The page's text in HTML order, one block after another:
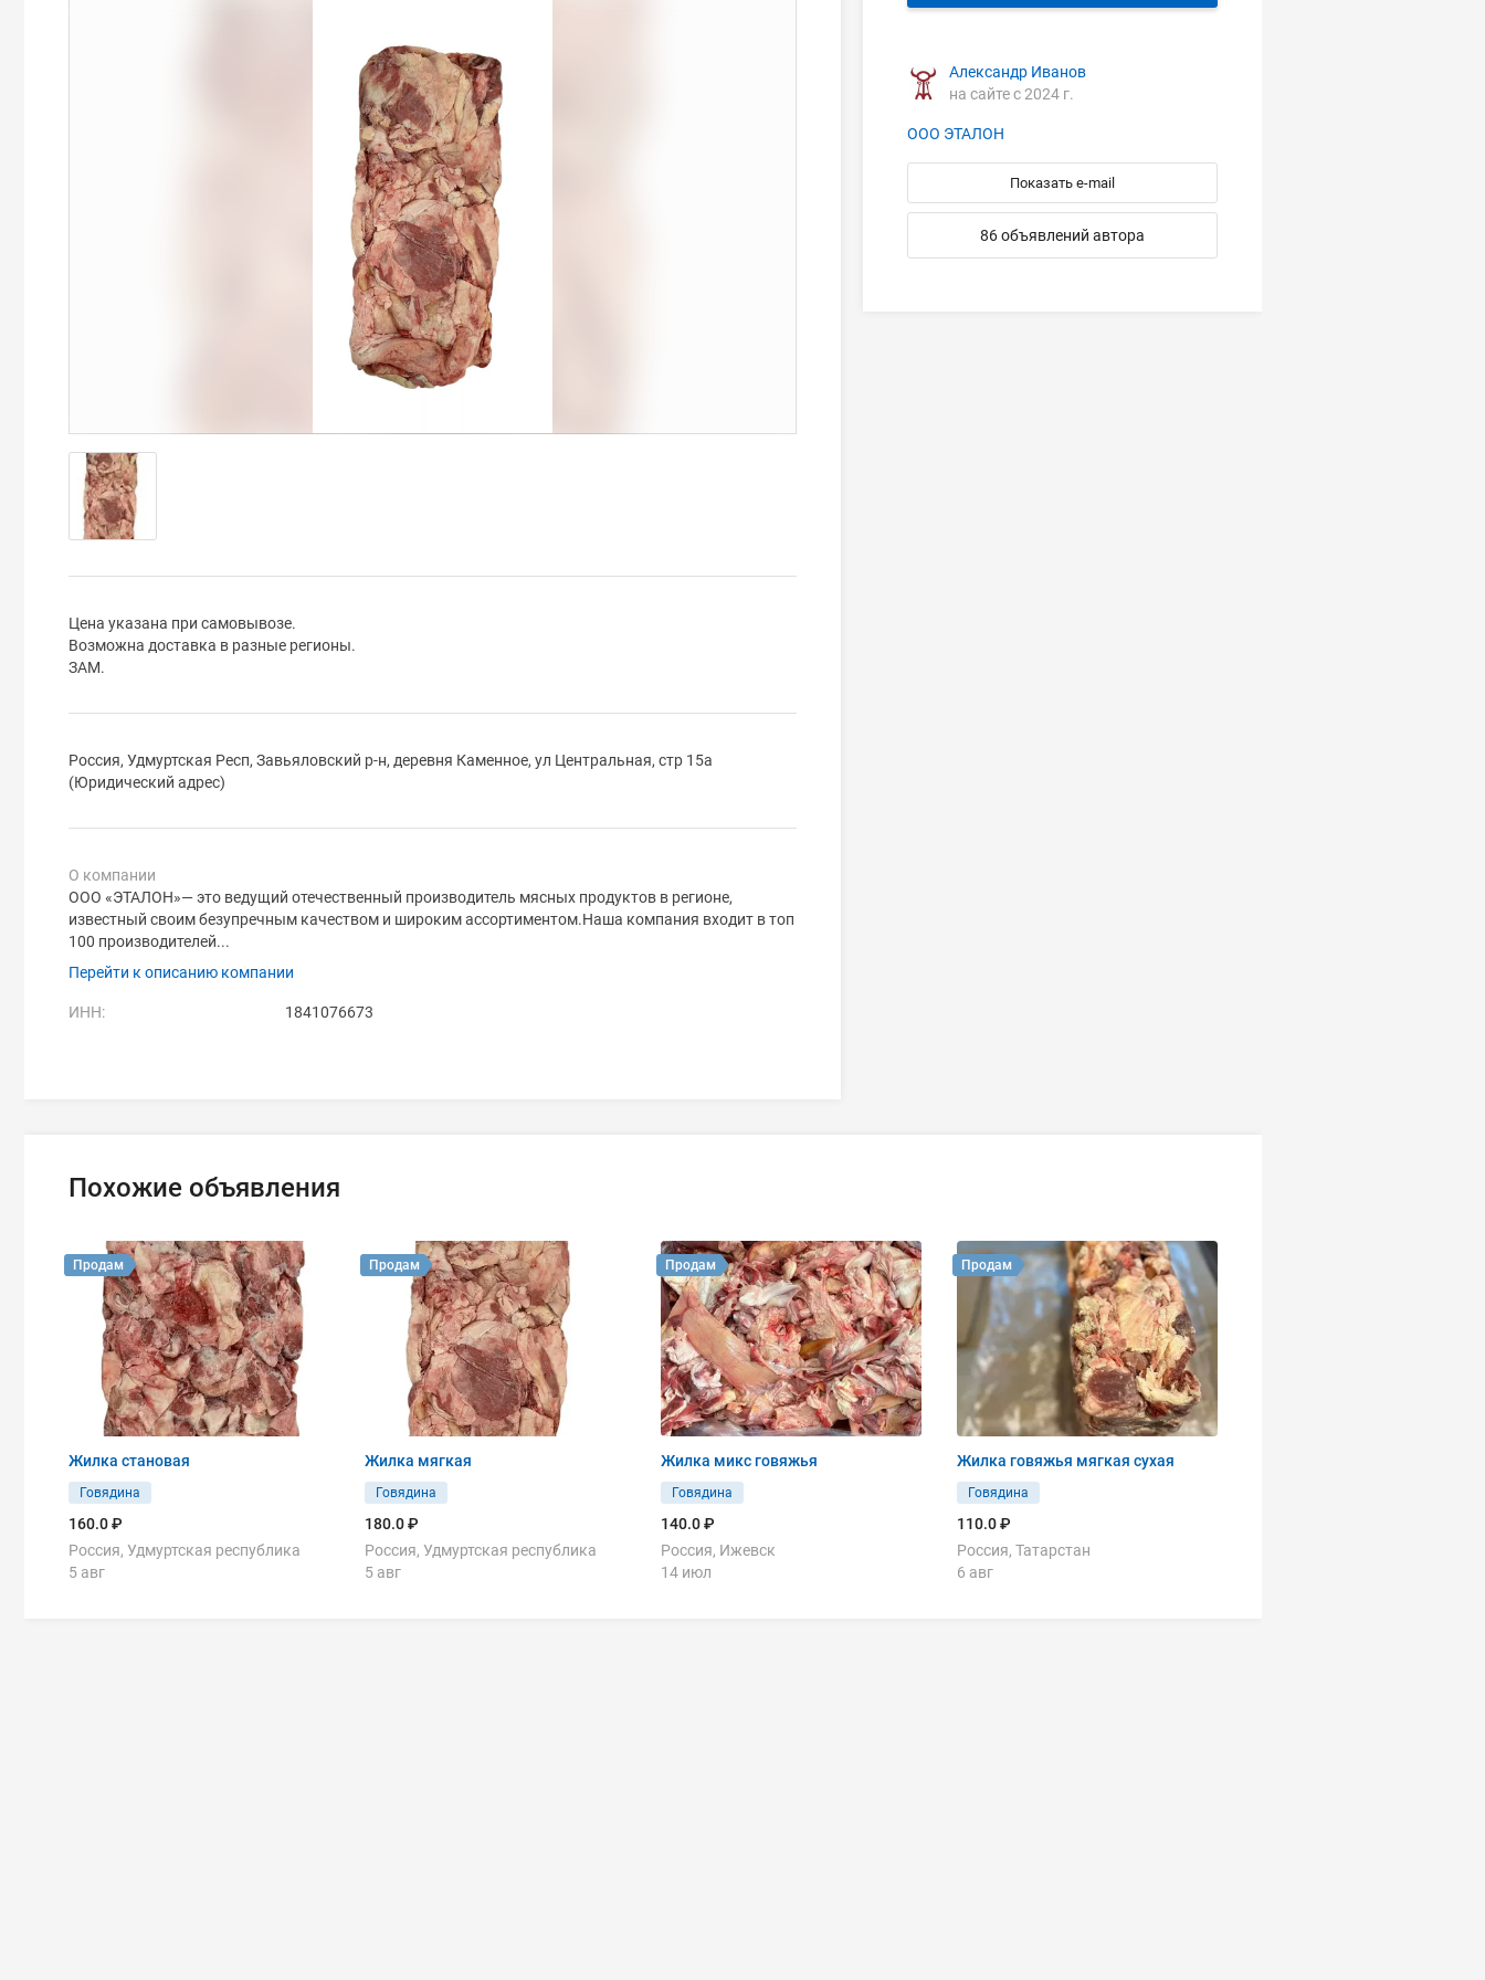
Цена указана при самовывозе.
Возможна доставка в разные регионы.
ЗАМ.
Россия, Удмуртская Респ, Завьяловский р-н, деревня Каменное, ул Центральная, стр 15а
(Юридический адрес)
О компании
ООО «ЭТАЛОН»— это ведущий отечественный производитель мясных продуктов в регионе,
известный своим безупречным качеством и широким ассортиментом.Наша компания входит в топ
100 производителей...
Перейти к описанию компании
ИНН: 1841076673
Александр Иванов
на сайте с 2024 г.
ООО ЭТАЛОН
Показать e-mail
86 объявлений автора
Похожие объявления
Жилка становая
Говядина
160.0 ₽
Россия, Удмуртская республика
5 авг
Продам
Жилка мягкая
Говядина
180.0 ₽
Россия, Удмуртская республика
5 авг
Продам
Жилка микс говяжья
Говядина
140.0 ₽
Россия, Ижевск
14 июл
Продам
Жилка говяжья мягкая сухая
Говядина
110.0 ₽
Россия, Татарстан
6 авг
Продам